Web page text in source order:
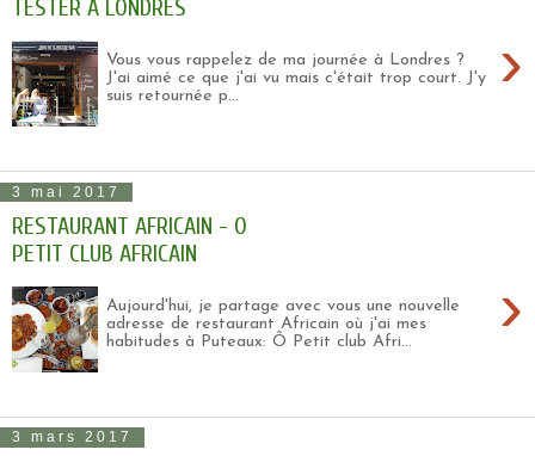
TESTER À LONDRES
›
Vous vous rappelez de ma journée à Londres ?
J'ai aimé ce que j'ai vu mais c'était trop court. J'y
suis retournée p...
3 mai 2017
RESTAURANT AFRICAIN - O
PETIT CLUB AFRICAIN
›
Aujourd'hui, je partage avec vous une nouvelle
adresse de restaurant Africain où j'ai mes
habitudes à Puteaux: Ô Petit club Afri...
3 mars 2017